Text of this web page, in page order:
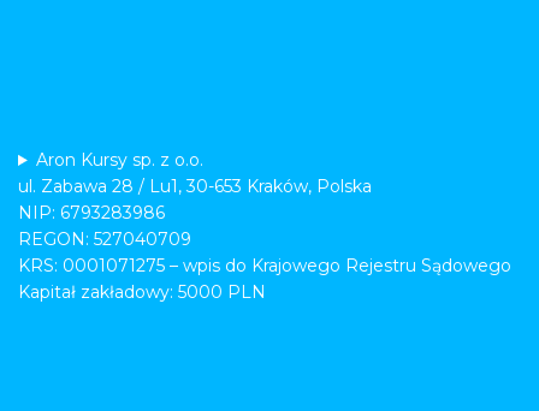
Aron Kursy sp. z o.o.
ul. Zabawa 28 / Lu1, 30-653 Kraków, Polska
NIP: 6793283986
REGON: 527040709
KRS: 0001071275 – wpis do Krajowego Rejestru Sądowego
Kapitał zakładowy: 5000 PLN